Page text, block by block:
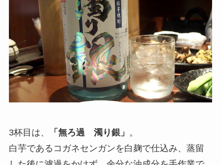
3杯目は、 「無ろ過 濁り銀」 。
白芋であるコガネセンガンを白麹で仕込み、蒸留